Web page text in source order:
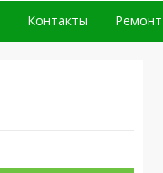
Контакты Ремонт